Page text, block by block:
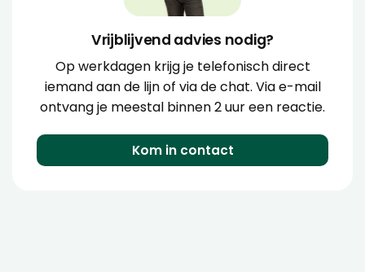
Vrijblijvend advies nodig?
Op werkdagen krijg je telefonisch direct
iemand aan de lijn of via de chat. Via e-mail
ontvang je meestal binnen 2 uur een reactie.
Kom in contact